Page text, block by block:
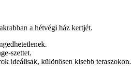
a hétvégi ház kertjét.
szettet.
ideálisak, különösen kisebb teraszokon.